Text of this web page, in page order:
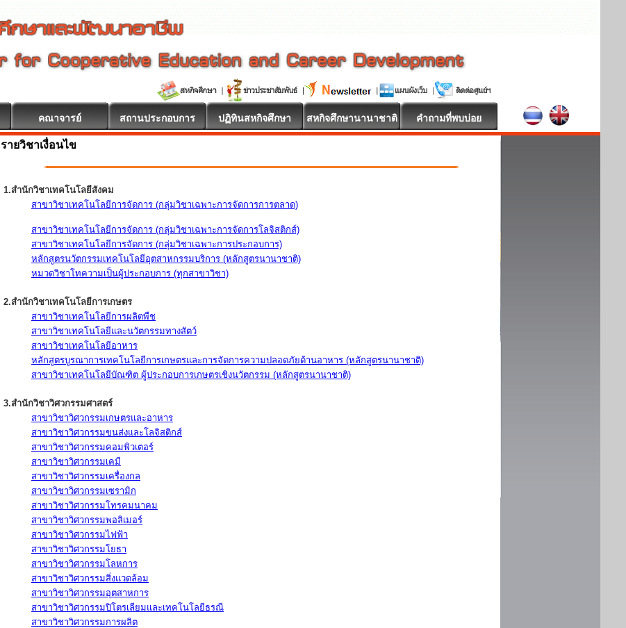
คณาจารย์ สถานประกอบการ ปฏิทินสหกิจศึกษา สหกิจศึกษานานาชาติ คำถามที่พบบ่อย
รายวิชาเงื่อนไข
1.สำนักวิชาเทคโนโลยีสังคม
สาขาวิชาเทคโนโลยีการจัดการ (กลุ่มวิชาเฉพาะการจัดการการตลาด)
สาขาวิชาเทคโนโลยีการจัดการ (กลุ่มวิชาเฉพาะการจัดการโลจิสติกส์)
สาขาวิชาเทคโนโลยีการจัดการ (กลุ่มวิชาเฉพาะการประกอบการ)
หลักสูตรนวัตกรรมเทคโนโลยีอุตสาหกรรมบริการ (หลักสูตรนานาชาติ)
หมวดวิชาโทความเป็นผู้ประกอบการ (ทุกสาขาวิชา)
2.สำนักวิชาเทคโนโลยีการเกษตร
สาขาวิชาเทคโนโลยีการผลิตพืช
สาขาวิชาเทคโนโลยีและนวัตกรรมทางสัตว์
สาขาวิชาเทคโนโลยีอาหาร
หลักสูตรบูรณาการเทคโนโลยีการเกษตรและการจัดการความปลอดภัยด้านอาหาร (หลักสูตรนานาชาติ)
สาขาวิชาเทคโนโลยีบัณฑิต ผู้ประกอบการเกษตรเชิงนวัตกรรม (หลักสูตรนานาชาติ)
3.สำนักวิชาวิศวกรรมศาสตร์
สาขาวิชาวิศวกรรมเกษตรและอาหาร
สาขาวิชาวิศวกรรมขนส่งและโลจิสติกส์
สาขาวิชาวิศวกรรมคอมพิวเตอร์
สาขาวิชาวิศวกรรมเคมี
สาขาวิชาวิศวกรรมเครื่องกล
สาขาวิชาวิศวกรรมเซรามิก
สาขาวิชาวิศวกรรมโทรคมนาคม
สาขาวิชาวิศวกรรมพอลิเมอร์
สาขาวิชาวิศวกรรมไฟฟ้า
สาขาวิชาวิศวกรรมโยธา
สาขาวิชาวิศวกรรมโลหการ
สาขาวิชาวิศวกรรมสิ่งแวดล้อม
สาขาวิชาวิศวกรรมอุตสาหการ
สาขาวิชาวิศวกรรมปิโตรเลียมและเทคโนโลยีธรณี
สาขาวิชาวิศวกรรมการผลิต